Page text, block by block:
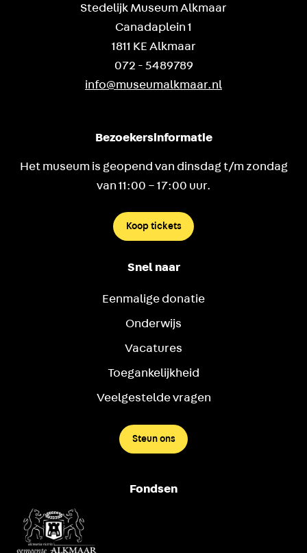
Stedelijk Museum Alkmaar
Canadaplein 1
1811 KE Alkmaar
072 - 5489789
info@museumalkmaar.nl
Bezoekersinformatie
Het museum is geopend van dinsdag t/m zondag
van 11:00 – 17:00 uur.
Koop tickets
Snel naar
Eenmalige donatie
Onderwijs
Vacatures
Toegankelijkheid
Veelgestelde vragen
Steun ons
Fondsen